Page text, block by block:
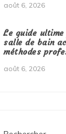
août 6, 2026
Le guide
salle de bain
méthodes
août 6, 2026